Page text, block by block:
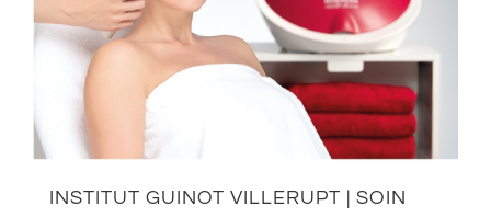
INSTITUT GUINOT VILLERUPT | SOIN